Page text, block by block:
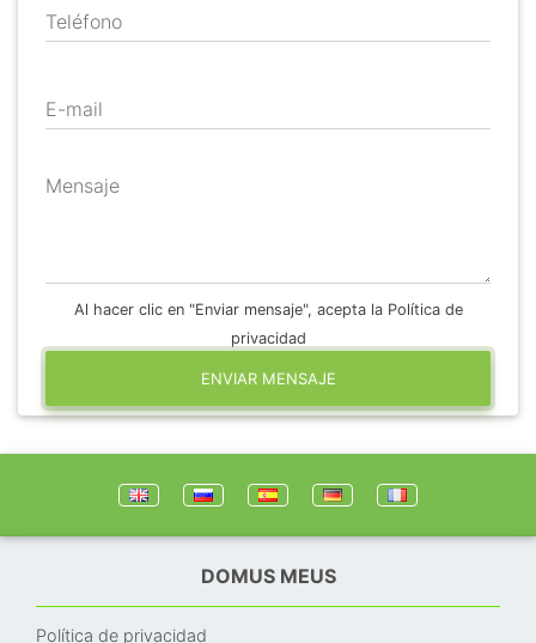
Teléfono
E-mail
Mensaje
Al hacer clic en "Enviar mensaje", acepta la Política de
privacidad
ENVIAR MENSAJE
DOMUS MEUS
Política de privacidad